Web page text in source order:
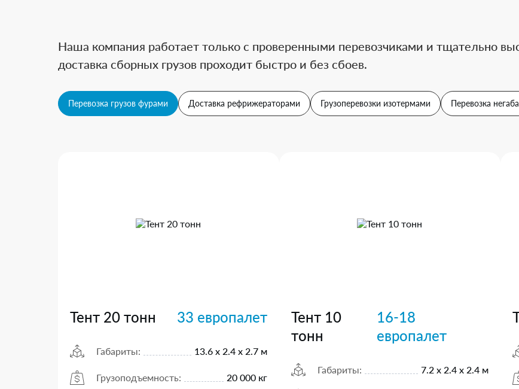
Наша компания работает только с проверенными перевозчиками и тщательно
доставка сборных грузов проходит быстро и без сбоев.
Перевозка грузов фурами Доставка рефрижераторами Грузоперевозки изотермами Перевозка
Тент 20 тонн 33 европалет
Габариты: 13.6 х 2.4 х 2.7 м
Грузоподъемность: 20 000 кг
Тент 10
тонн
16-18
европалет
Габариты: 7.2 х 2.4 х 2.4 м